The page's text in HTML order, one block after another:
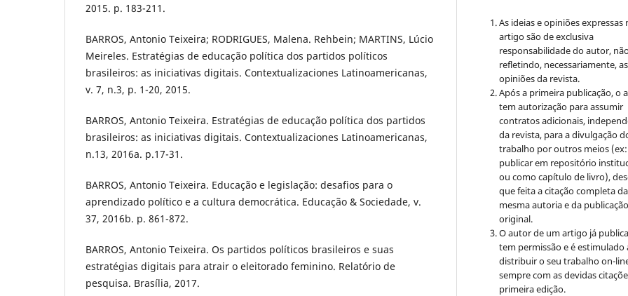
2015. p. 183-211.
BARROS, Antonio Teixeira; RODRIGUES, Malena. Rehbein; MARTINS, Lúcio
Meireles. Estratégias de educação política dos partidos políticos
brasileiros: as iniciativas digitais. Contextualizaciones Latinoamericanas,
v. 7, n.3, p. 1-20, 2015.
BARROS, Antonio Teixeira. Estratégias de educação política dos partidos
brasileiros: as iniciativas digitais. Contextualizaciones Latinoamericanas,
n.13, 2016a. p.17-31.
BARROS, Antonio Teixeira. Educação e legislação: desafios para o
aprendizado político e a cultura democrática. Educação & Sociedade, v.
37, 2016b. p. 861-872.
BARROS, Antonio Teixeira. Os partidos políticos brasileiros e suas
estratégias digitais para atrair o eleitorado feminino. Relatório de
pesquisa. Brasília, 2017.
As ideias e opiniões expressas
artigo são de exclusiva
responsabilidade do autor,
refletindo, necessariamente, as
opiniões da revista.
Após a primeira publicação, o
tem autorização para assumir
contratos adicionais,
da revista, para a divulgação
trabalho por outros meios (ex:
publicar em repositório
ou como capítulo de livro),
que feita a citação completa da
mesma autoria e da publicação
original.
O autor de um artigo já
tem permissão e é estimulado
distribuir o seu trabalho on-
sempre com as devidas
primeira edição.